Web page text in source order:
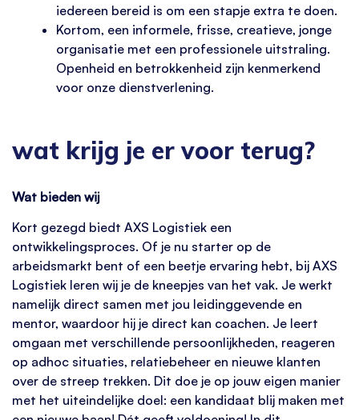
iedereen bereid is om een stapje extra te doen.
Kortom, een informele, frisse, creatieve, jonge
organisatie met een professionele uitstraling.
Openheid en betrokkenheid zijn kenmerkend
voor onze dienstverlening.
wat krijg je er voor terug?
Wat bieden wij
Kort gezegd biedt AXS Logistiek een
ontwikkelingsproces. Of je nu starter op de
arbeidsmarkt bent of een beetje ervaring hebt, bij AXS
Logistiek leren wij je de kneepjes van het vak. Je werkt
namelijk direct samen met jou leidinggevende en
mentor, waardoor hij je direct kan coachen. Je leert
omgaan met verschillende persoonlijkheden, reageren
op adhoc situaties, relatiebeheer en nieuwe klanten
over de streep trekken. Dit doe je op jouw eigen manier
met het uiteindelijke doel: een kandidaat blij maken met